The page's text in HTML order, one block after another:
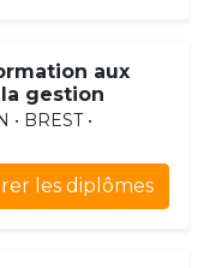
aux
gestion
BREST •
les diplômes